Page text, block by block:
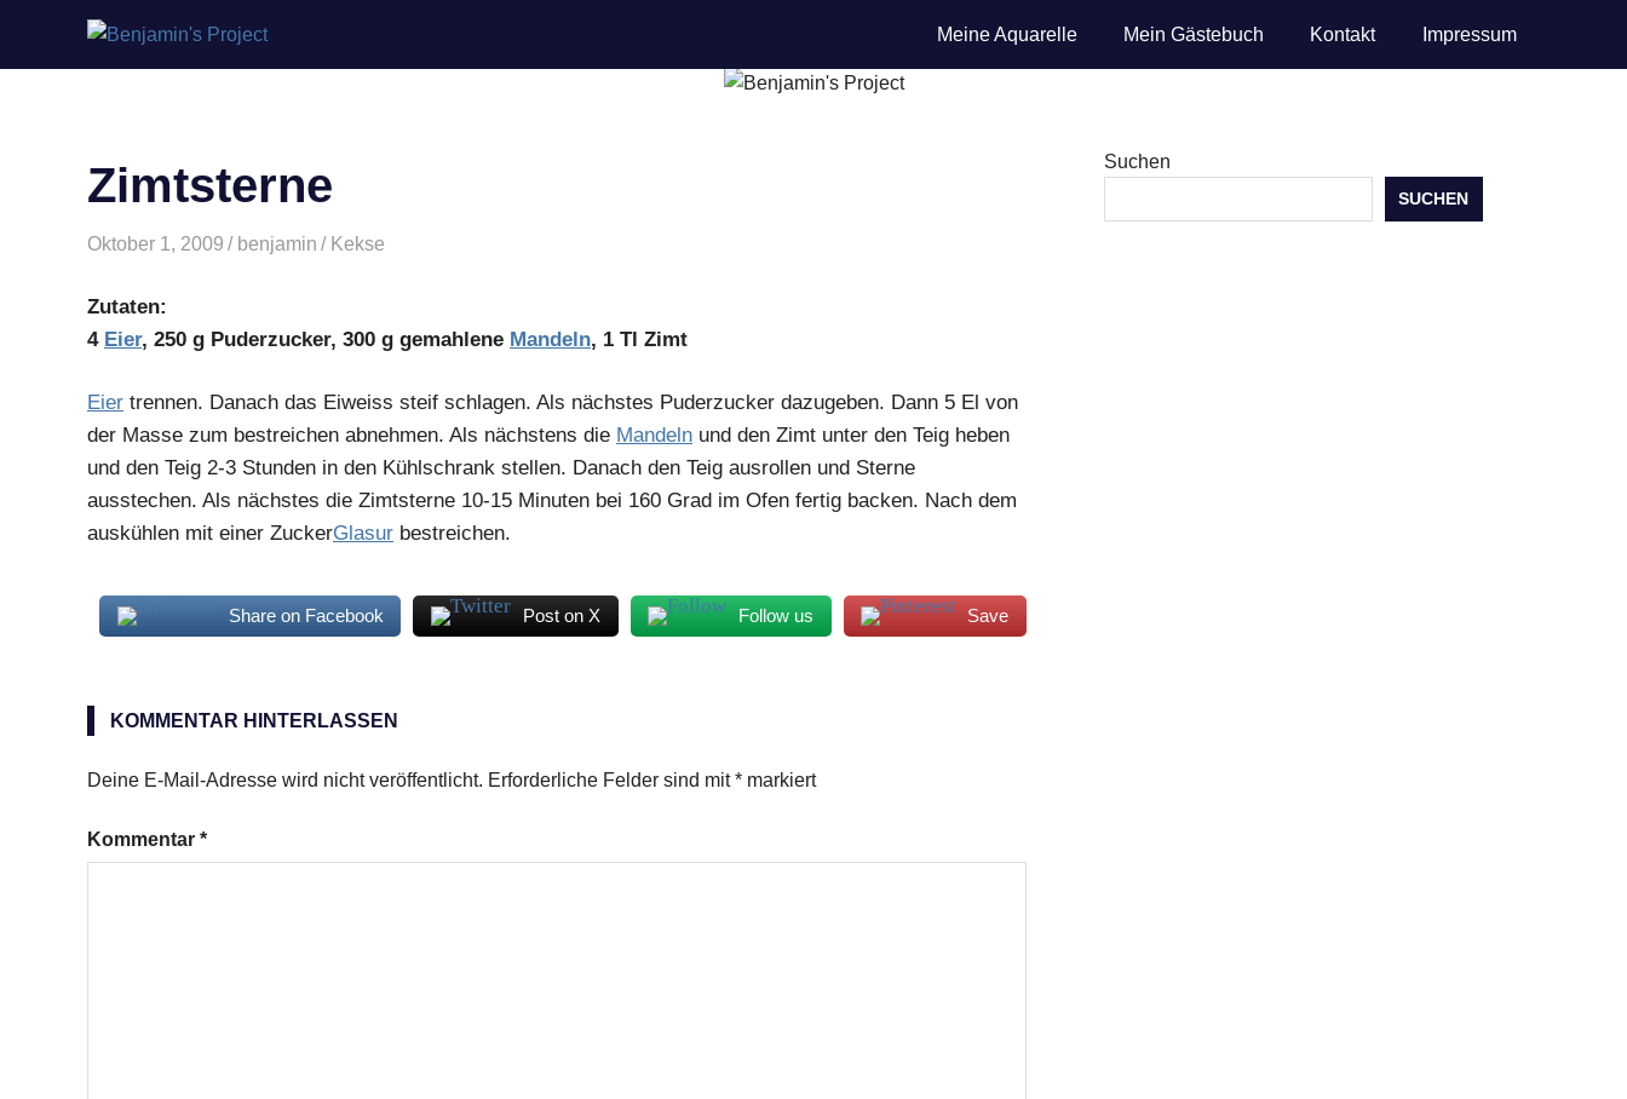
Meine Aquarelle Mein Gästebuch Kontakt Impressum
Zimtsterne
Oktober 1, 2009 benjamin Kekse
Zutaten:
4 Eier, 250 g Puderzucker, 300 g gemahlene Mandeln, 1 Tl Zimt
Eier trennen. Danach das Eiweiss steif schlagen. Als nächstes Puderzucker dazugeben. Dann 5 El von
der Masse zum bestreichen abnehmen. Als nächstens die Mandeln und den Zimt unter den Teig heben
und den Teig 2-3 Stunden in den Kühlschrank stellen. Danach den Teig ausrollen und Sterne
ausstechen. Als nächstes die Zimtsterne 10-15 Minuten bei 160 Grad im Ofen fertig backen. Nach dem
auskühlen mit einer ZuckerGlasur bestreichen.
Share on Facebook Post on X Follow us Save
KOMMENTAR HINTERLASSEN
Deine E-Mail-Adresse wird nicht veröffentlicht. Erforderliche Felder sind mit* markiert
Kommentar *
Suchen
SUCHEN